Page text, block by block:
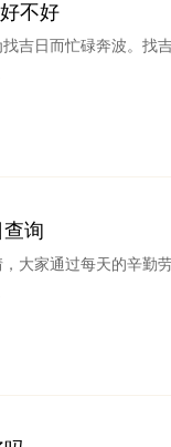
不好
吉日而忙碌奔波。找
询
大家通过每天的辛勤